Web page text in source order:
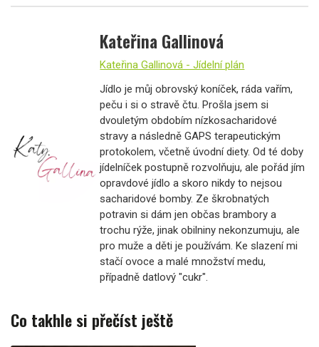
Kateřina Gallinová
Kateřina Gallinová - Jídelní plán
Jídlo je můj obrovský koníček, ráda vařím,
peču i si o stravě čtu. Prošla jsem si
dvouletým obdobím nízkosacharidové
stravy a následně GAPS terapeutickým
protokolem, včetně úvodní diety. Od té doby
jídelníček postupně rozvolňuju, ale pořád jím
opravdové jídlo a skoro nikdy to nejsou
sacharidové bomby. Ze škrobnatých
potravin si dám jen občas brambory a
trochu rýže, jinak obilniny nekonzumuju, ale
pro muže a děti je používám. Ke slazení mi
stačí ovoce a malé množství medu,
případně datlový "cukr".
Co takhle si přečíst ještě